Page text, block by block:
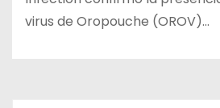
virus de Oropouche (OROV)…